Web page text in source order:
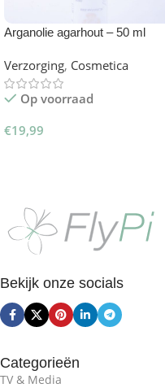
Arganolie agarhout – 50 ml
Verzorging, Cosmetica
Op voorraad
€19,99
Bekijk onze socials
Categorieën
TV & Media